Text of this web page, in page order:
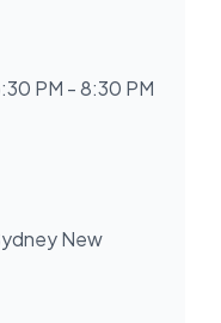
PM - 8:30 PM
New